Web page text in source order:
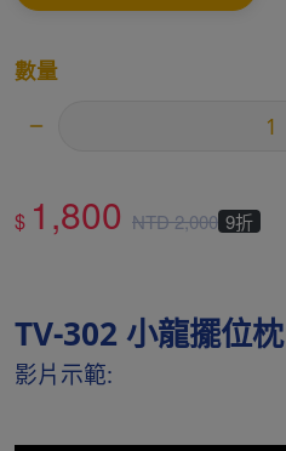
數量
$ 1,800 NTD2,000 9折
TV-302 小龍擺位枕
影片示範: